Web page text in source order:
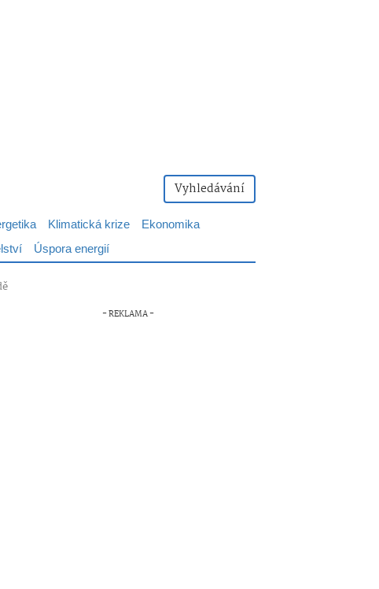
Vyhledávání
Klimatická krize
Ekonomika
Úspora energií